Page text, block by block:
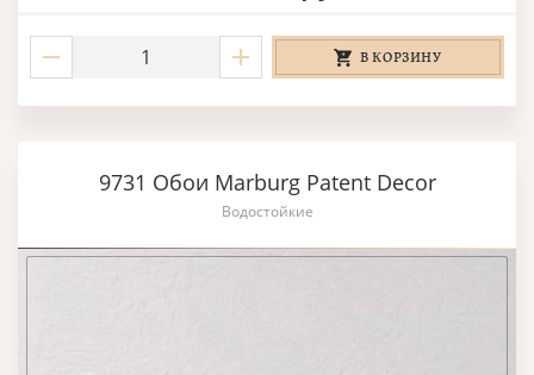
В КОРЗИНУ
9731 Обои Marburg Patent Decor
Водостойкие